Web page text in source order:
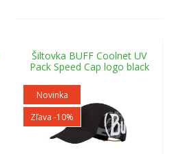
Šiltovka BUFF Coolnet UV
Pack Speed Cap logo black
Novinka
Zľava -10%